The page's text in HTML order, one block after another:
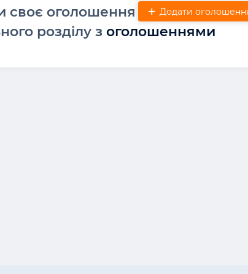
своє оголошення Додати
розділу з оголошеннями